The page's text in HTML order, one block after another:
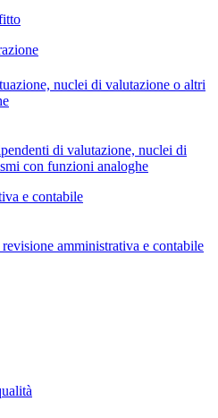
nuclei di valutazione o altri
di valutazione, nuclei di
con funzioni analoghe
e contabile
amministrativa e contabile